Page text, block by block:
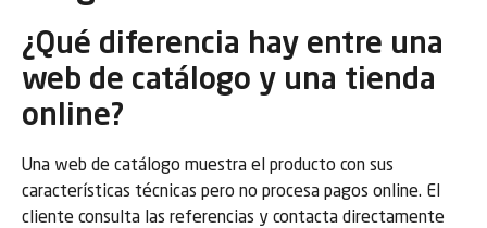
¿Qué diferencia hay entre una
web de catálogo y una tienda
online?
Una web de catálogo muestra el producto con sus
características técnicas pero no procesa pagos online. El
cliente consulta las referencias y contacta directamente